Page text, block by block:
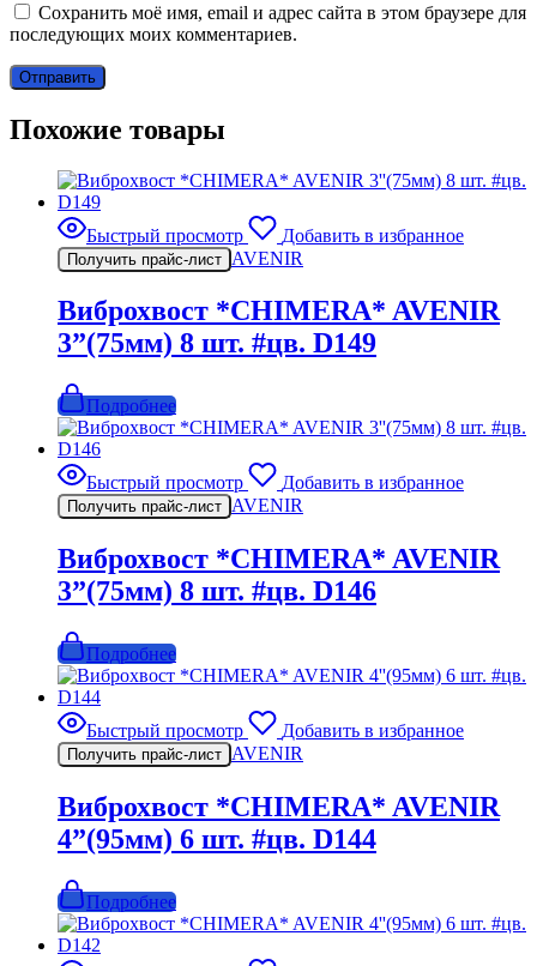
Сохранить моё имя, email и адрес сайта в этом браузере для
последующих моих комментариев.
Похожие товары
Быстрый просмотр Добавить в избранное
Получить прайс-лист AVENIR
Виброхвост *CHIMERA* AVENIR
3”(75мм) 8 шт. #цв. D149
Подробнее
Быстрый просмотр Добавить в избранное
Получить прайс-лист AVENIR
Виброхвост *CHIMERA* AVENIR
3”(75мм) 8 шт. #цв. D146
Подробнее
Быстрый просмотр Добавить в избранное
Получить прайс-лист AVENIR
Виброхвост *CHIMERA* AVENIR
4”(95мм) 6 шт. #цв. D144
Подробнее